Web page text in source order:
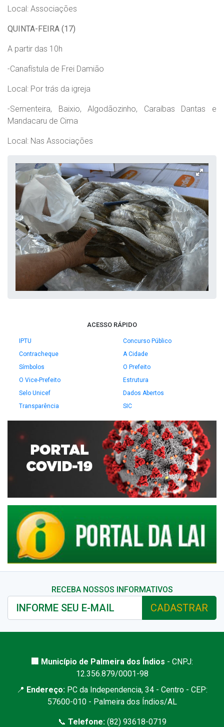
Local: Associações
QUINTA-FEIRA (17)
A partir das 10h
-Canafístula de Frei Damião
Local: Por trás da igreja
-Sementeira, Baixio, Algodãozinho, Caraíbas Dantas e
Mandacaru de Cima
Local: Nas Associações
ACESSO RÁPIDO
IPTU
Concurso Público
Contracheque
A Cidade
Símbolos
O Prefeito
O Vice-Prefeito
Estrutura
Selo Unicef
Dados Abertos
Transparência
SIC
RECEBA NOSSOS INFORMATIVOS
CADASTRAR
🏢 Município de Palmeira dos Índios - CNPJ:
12.356.879/0001-98
📍 Endereço: PC da Independencia, 34 - Centro - CEP:
57600-010 - Palmeira dos Índios/AL
📞 Telefone:(82) 93618-0719